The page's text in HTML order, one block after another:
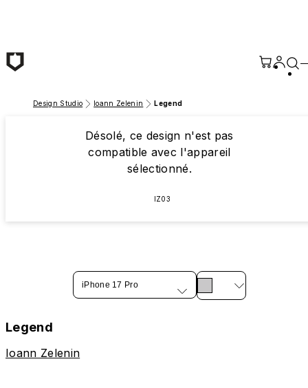
Design Studio Ioann Zelenin Legend
Désolé, ce design n'est pas
compatible avec l'appareil
sélectionné.
IZ03
iPhone 17 Pro
Legend
Ioann Zelenin